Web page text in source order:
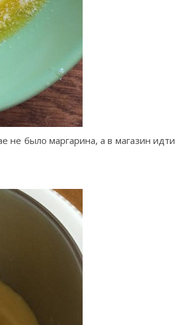
не было маргарина, а в магазин идти